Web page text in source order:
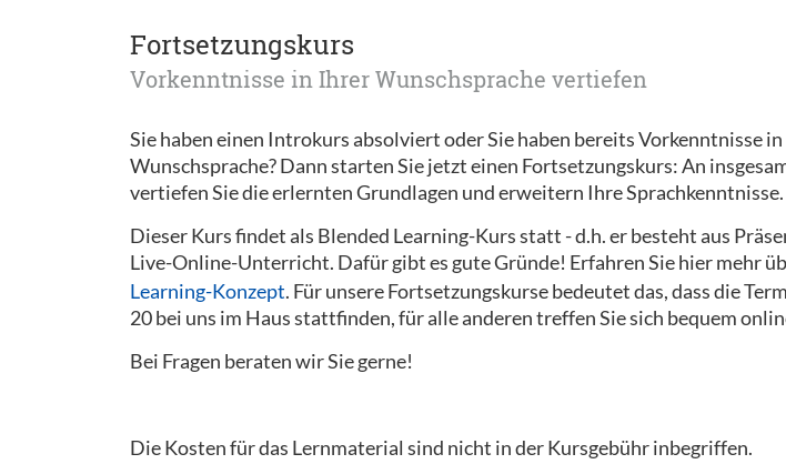
Fortsetzungskurs
Vorkenntnisse in Ihrer Wunschsprache vertiefen
Sie haben einen Introkurs absolviert oder Sie haben bereits Vorkenntnisse
Wunschsprache? Dann starten Sie jetzt einen Fortsetzungskurs: An
vertiefen Sie die erlernten Grundlagen und erweitern Ihre Sprachkenntnisse.
Dieser Kurs findet als Blended Learning-Kurs statt - d.h. er besteht aus
Live-Online-Unterricht. Dafür gibt es gute Gründe! Erfahren Sie hier mehr
Learning-Konzept. Für unsere Fortsetzungskurse bedeutet das, dass die
20 bei uns im Haus stattfinden, für alle anderen treffen Sie sich bequem
Bei Fragen beraten wir Sie gerne!
Die Kosten für das Lernmaterial sind nicht in der Kursgebühr inbegriffen.